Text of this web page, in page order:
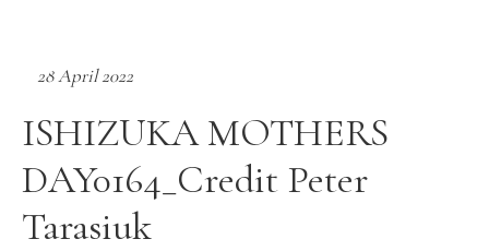
28 April 2022
ISHIZUKA MOTHERS
DAY0164_Credit Peter
Tarasiuk